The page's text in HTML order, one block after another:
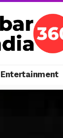
Entertainment